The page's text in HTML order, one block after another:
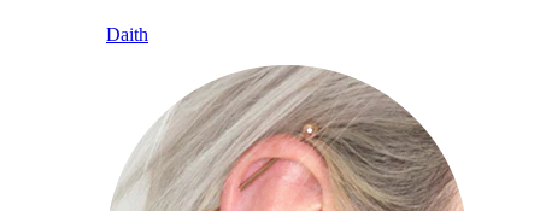
Daith